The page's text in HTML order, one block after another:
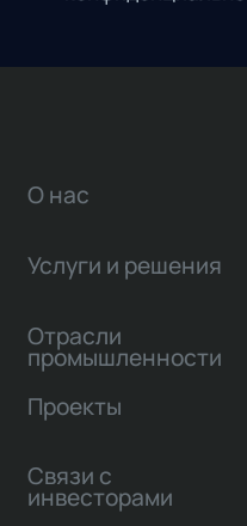
О нас
Услуги и решения
Отрасли
промышленности
Проекты
Связи с
инвесторами